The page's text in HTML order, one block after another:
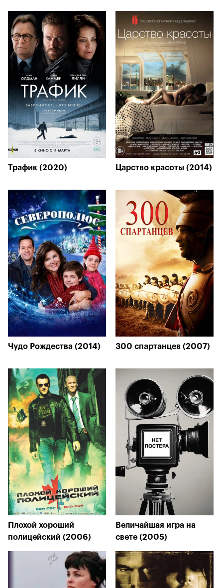
Трафик (2020) Царство красоты (2014)
Чудо Рождества (2014) 300 спартанцев (2007)
Плохой хороший
полицейский (2006)
Величайшая игра на
свете (2005)